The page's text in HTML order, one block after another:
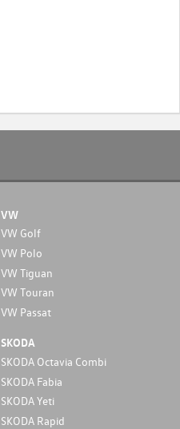
VW
VW Golf
VW Polo
VW Tiguan
VW Touran
VW Passat
SKODA
SKODA Octavia Combi
SKODA Fabia
SKODA Yeti
SKODA Rapid